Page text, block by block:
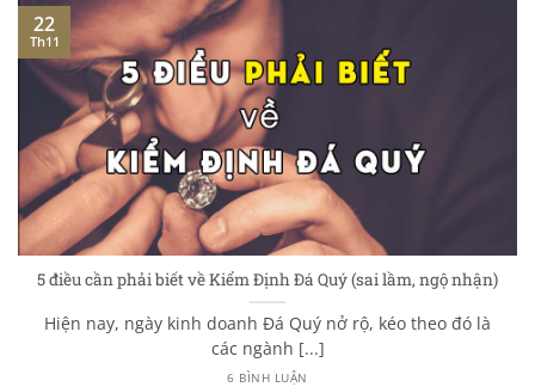
5 điều cần phải biết về Kiểm Định Đá Quý (sai lầm, ngộ nhận)
Hiện nay, ngày kinh doanh Đá Quý nở rộ, kéo theo đó là
các ngành [...]
6 BÌNH LUẬN
22
Th11